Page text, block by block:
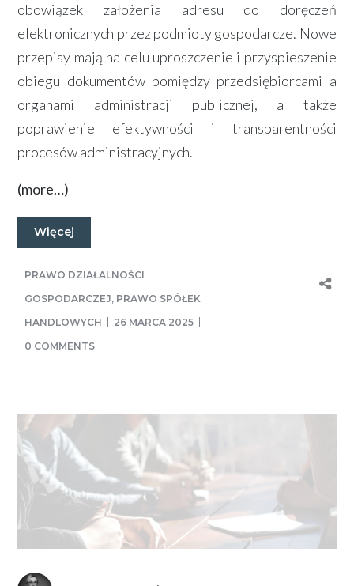
obowiązek założenia adresu do doręczeń
elektronicznych przez podmioty gospodarcze. Nowe
przepisy mają na celu uproszczenie i przyspieszenie
obiegu dokumentów pomiędzy przedsiębiorcami a
organami administracji publicznej, a także
poprawienie efektywności i transparentności
procesów administracyjnych.
(more…)
Więcej
PRAWO DZIAŁALNOŚCI
GOSPODARCZEJ, PRAWO SPÓŁEK
HANDLOWYCH
26 MARCA 2025
0 COMMENTS